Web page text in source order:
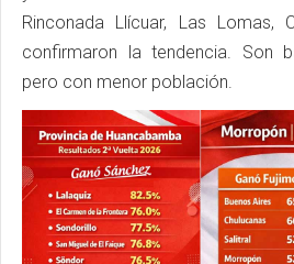
Rinconada Llícuar, Las Lomas,
confirmaron la tendencia. Son
pero con menor población.